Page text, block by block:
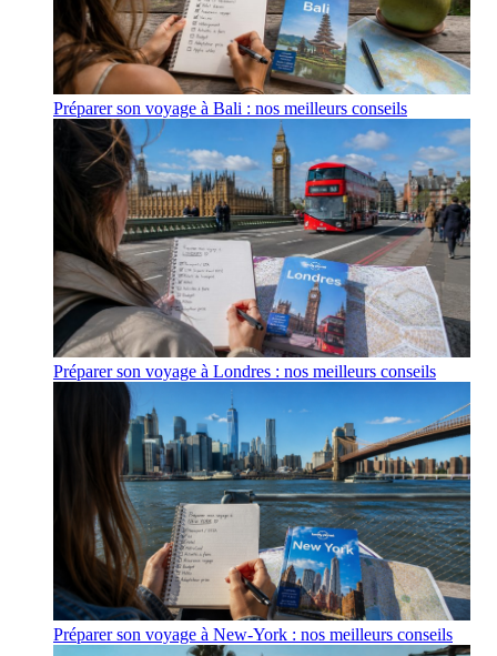
Préparer son voyage à Bali : nos meilleurs conseils
Préparer son voyage à Londres : nos meilleurs conseils
Préparer son voyage à New-York : nos meilleurs conseils